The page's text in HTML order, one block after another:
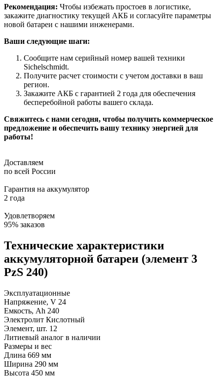
Рекомендация: Чтобы избежать простоев в логистике,
закажите диагностику текущей АКБ и согласуйте параметры
новой батареи с нашими инженерами.
Ваши следующие шаги:
Сообщите нам серийный номер вашей техники
Sichelschmidt.
Получите расчет стоимости с учетом доставки в ваш
регион.
Закажите АКБ с гарантией 2 года для обеспечения
бесперебойной работы вашего склада.
Свяжитесь с нами сегодня, чтобы получить коммерческое
предложение и обеспечить вашу технику энергией для
работы!
Доставляем
по всей России
Гарантия на аккумулятор
2 года
Удовлетворяем
95% заказов
Технические характеристики
аккумуляторной батареи (элемент 3
PzS 240)
Эксплуатационные
Напряжение, V 24
Емкость, Ah 240
Электролит Кислотный
Элемент, шт. 12
Литиевый аналог в наличии
Размеры и вес
Длина 669 мм
Ширина 290 мм
Высота 450 мм